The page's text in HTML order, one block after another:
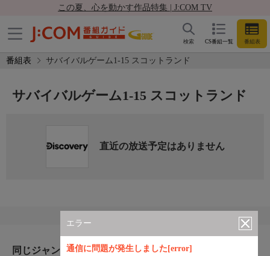
この夏、心を動かす作品特集 | J:COM TV
CS番組一覧 番組表
検索
番組表 サバイバルゲーム1-15 スコットランド
エラー
通信に問題が発生しました[error]
サバイバルゲーム1-15 スコットランド
直近の放送予定はありません
同じジャンルのおすすめ番組